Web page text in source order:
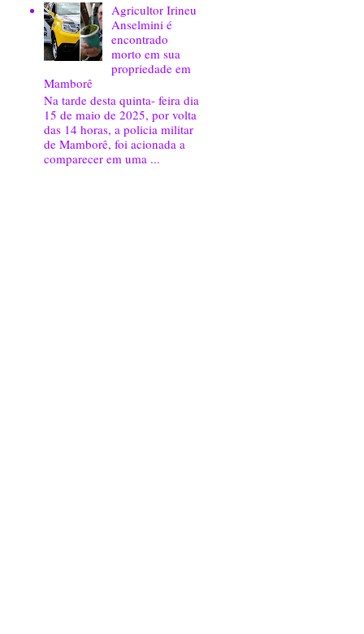
Agricultor Irineu
Anselmini é
encontrado
morto em sua
propriedade em
Mamborê
Na tarde desta quinta- feira dia
15 de maio de 2025, por volta
das 14 horas, a policia militar
de Mamborê, foi acionada a
comparecer em uma ...